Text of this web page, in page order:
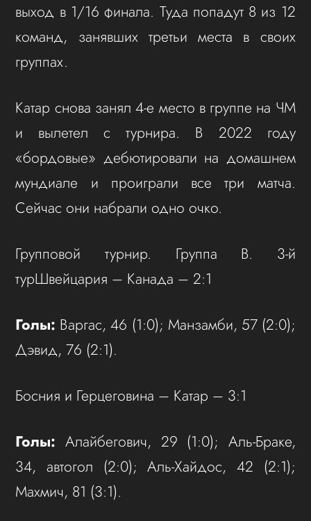
выход в 1/16 финала. Туда попадут 8 из 12
команд, занявших третьи места в своих
группах.
Катар снова занял 4-е место в группе на ЧМ
и вылетел с турнира. В 2022 году
«бордовые» дебютировали на домашнем
мундиале и проиграли все три матча.
Сейчас они набрали одно очко.
Групповой турнир. Группа B. 3-й
турШвейцария – Канада – 2:1
Голы: Варгас, 46 (1:0); Манзамби, 57 (2:0);
Дэвид, 76 (2:1).
Босния и Герцеговина – Катар – 3:1
Голы: Алайбегович, 29 (1:0); Аль-Браке,
34, автогол (2:0); Аль-Хайдос, 42 (2:1);
Махмич, 81 (3:1).